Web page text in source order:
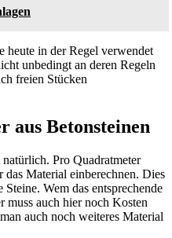
heute in der Regel verwendet
unbedingt an deren Regeln
freien Stücken
aus Betonsteinen
Pro Quadratmeter
Material einberechnen. Dies
Wem das entsprechende
muss auch hier noch Kosten
auch noch weiteres Material